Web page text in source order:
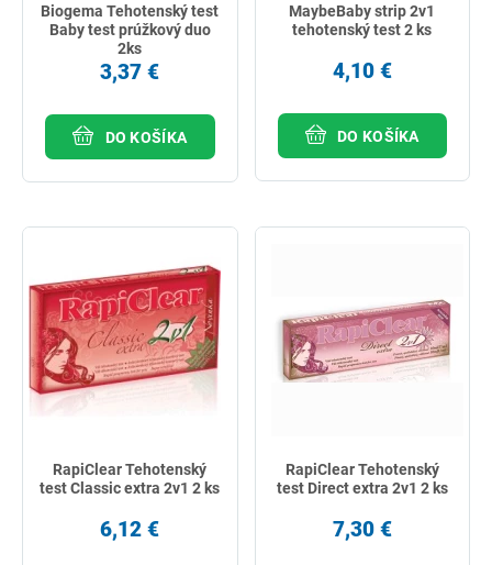
Biogema Tehotenský test
Baby test prúžkový duo
2ks
3,37 €
DO KOŠÍKA
MaybeBaby strip 2v1
tehotenský test 2 ks
4,10 €
DO KOŠÍKA
RapiClear Tehotenský
test Classic extra 2v1 2 ks
6,12 €
RapiClear Tehotenský
test Direct extra 2v1 2 ks
7,30 €